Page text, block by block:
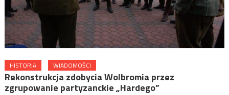
HISTORIA WIADOMOŚCI
Rekonstrukcja zdobycia Wolbromia przez
zgrupowanie partyzanckie „Hardego”